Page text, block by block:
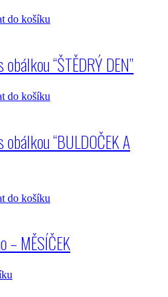
do košíku
“ŠTĚDRÝ DEN”
do košíku
“BULDOČEK A
do košíku
– MĚSÍČEK